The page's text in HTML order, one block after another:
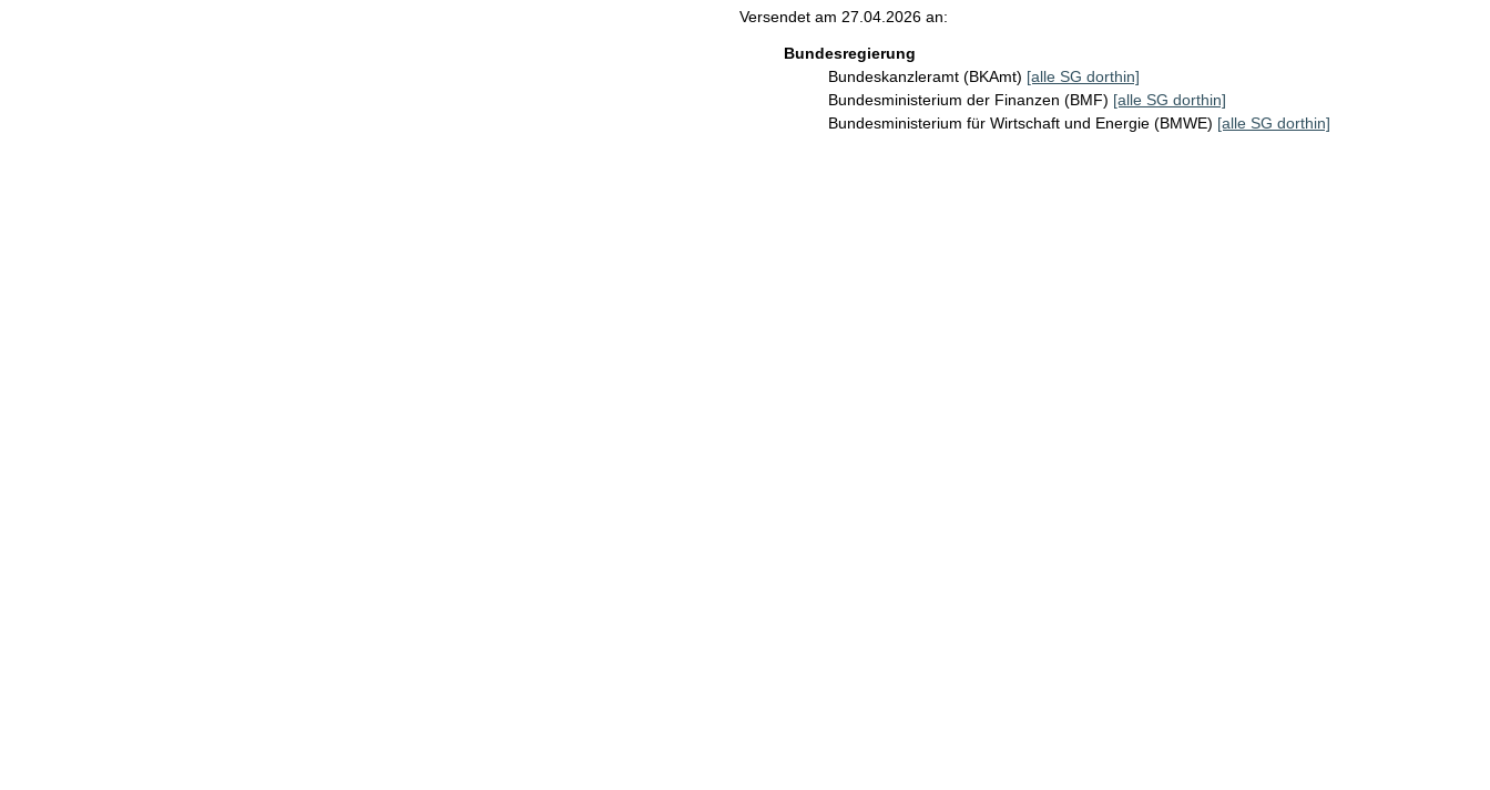
Versendet am 27.04.2026 an:
Bundesregierung
Bundeskanzleramt (BKAmt) [alle SG dorthin]
Bundesministerium der Finanzen (BMF) [alle SG dorthin]
Bundesministerium für Wirtschaft und Energie (BMWE) [alle SG dorthin]